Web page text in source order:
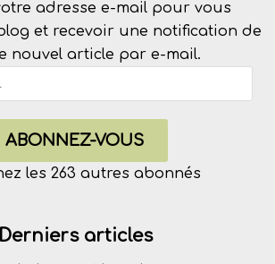
adresse e-mail pour vous
et recevoir une notification de
nouvel article par e-mail.
ABONNEZ-VOUS
les 263 autres abonnés
Derniers articles